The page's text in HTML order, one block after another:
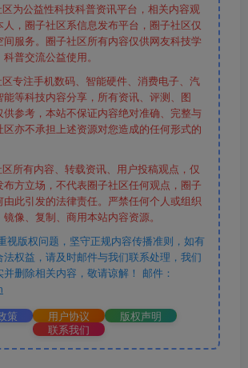
为公益性科技科普资讯平台，相关内容观
人，圈子社区系信息发布平台，圈子社区仅
服务。圈子社区所有内容仅供网友科技学
普交流公益使用。
专注手机数码、智能硬件、消费电子、汽
等科技内容分享，所有资讯、评测、图
参考，本站不保证内容绝对准确、完整与
区亦不承担上述资源对您造成的任何形式的
所有内容、转载资讯、用户投稿观点，仅
方立场，不代表圈子社区任何观点，圈子
此引发的法律责任。严禁任何个人或组织
像、复制、商用本站内容资源。
视版权问题，坚守正规内容传播准则，如有
法权益，请及时邮件与我们联系处理，我们
删除相关内容，敬请谅解！ 邮件：
策
用户协议
版权声明
联系我们